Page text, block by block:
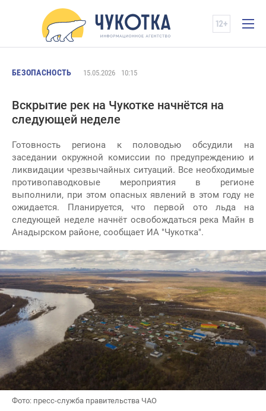
БЕЗОПАСНОСТЬ 15.05.2026 10:15
Вскрытие рек на Чукотке начнётся на
следующей неделе
Готовность региона к половодью обсудили на
заседании окружной комиссии по предупреждению и
ликвидации чрезвычайных ситуаций. Все необходимые
противопаводковые мероприятия в регионе
выполнили, при этом опасных явлений в этом году не
ожидается. Планируется, что первой ото льда на
следующей неделе начнёт освобождаться река Майн в
Анадырском районе, сообщает ИА "Чукотка".
Фото: пресс-служба правительства ЧАО